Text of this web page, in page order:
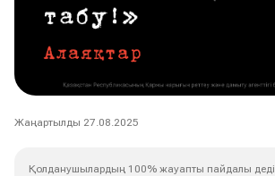
Жаңартылды 27.08.2025
Қолданушылардың 100% жауапты пайдалы деді